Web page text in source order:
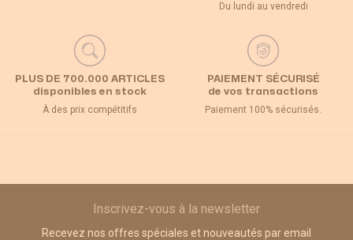
Du lundi au vendredi
PLUS DE 700.000 ARTICLES
disponibles en stock
À des prix compétitifs
PAIEMENT SÉCURISÉ
de vos transactions
Paiement 100% sécurisés.
Inscrivez-vous à la newsletter
Recevez nos offres spéciales et nouveautés par email